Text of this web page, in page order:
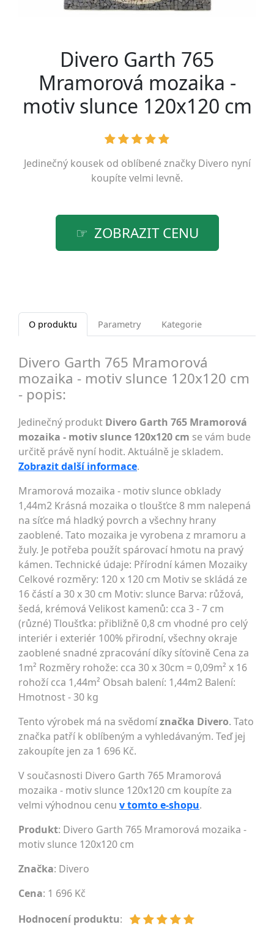
Divero Garth 765
Mramorová mozaika -
motiv slunce 120x120 cm
Jedinečný kousek od oblíbené značky Divero nyní
koupíte velmi levně.
ZOBRAZIT CENU
O produktu Parametry Kategorie
Divero Garth 765 Mramorová
mozaika - motiv slunce 120x120 cm
- popis:
Jedinečný produkt Divero Garth 765 Mramorová
mozaika - motiv slunce 120x120 cm se vám bude
určitě právě nyní hodit. Aktuálně je skladem.
Zobrazit další informace.
Mramorová mozaika - motiv slunce obklady
1,44m2 Krásná mozaika o tloušťce 8 mm nalepená
na síťce má hladký povrch a všechny hrany
zaoblené. Tato mozaika je vyrobena z mramoru a
žuly. Je potřeba použít spárovací hmotu na pravý
kámen. Technické údaje: Přírodní kámen Mozaiky
Celkové rozměry: 120 x 120 cm Motiv se skládá ze
16 částí a 30 x 30 cm Motiv: slunce Barva: růžová,
šedá, krémová Velikost kamenů: cca 3 - 7 cm
(různé) Tloušťka: přibližně 0,8 cm vhodné pro celý
interiér i exteriér 100% přirodní, všechny okraje
zaoblené snadné zpracování díky síťovině Cena za
1m² Rozměry rohože: cca 30 x 30cm = 0,09m² x 16
rohoží cca 1,44m² Obsah balení: 1,44m2 Balení:
Hmotnost - 30 kg
Tento výrobek má na svědomíznačka Divero. Tato
značka patří k oblíbeným a vyhledávaným. Teď jej
zakoupíte jen za 1 696 Kč.
V současnosti Divero Garth 765 Mramorová
mozaika - motiv slunce 120x120 cm koupíte za
velmi výhodnou cenu v tomto e-shopu.
Produkt: Divero Garth 765 Mramorová mozaika -
motiv slunce 120x120 cm
Značka: Divero
Cena: 1 696 Kč
Hodnocení produktu: